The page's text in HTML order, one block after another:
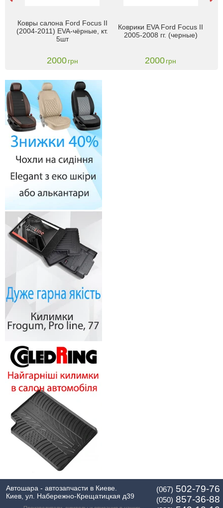
Ковры салона Ford Focus II
(2004-2011) EVA-чёрные, кт.
5шт
2000 грн
Коврики EVA Ford Focus II
2005-2008 гг. (черные)
2000грн
Автошара - автозапчасти в Киеве.
Киев, ул. Набережно-Крещатицкая д39
(067) 502-79-76
(050) 857-36-88